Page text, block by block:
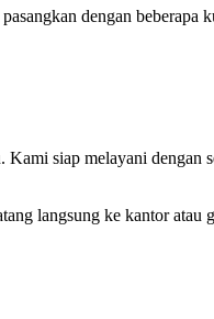
dengan
siap melayani dengan
langsung ke kantor atau